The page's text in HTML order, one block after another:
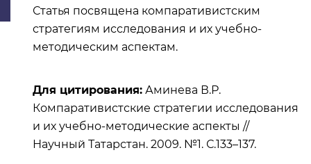
Статья посвящена компаративистским
стратегиям исследования и их учебно-
методическим аспектам.
Для цитирования: Аминева В.Р.
Компаративистские стратегии исследования
и их учебно-методические аспекты //
Научный Татарстан. 2009. №1. С.133–137.